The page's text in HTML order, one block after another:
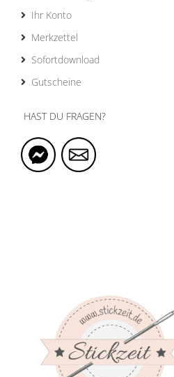
Ihr Konto
Merkzettel
Sofortdownload
Gutscheine
HAST DU FRAGEN?